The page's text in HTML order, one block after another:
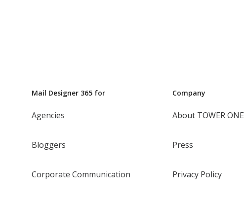
Mail Designer 365 for
Agencies
Bloggers
Corporate Communication
Company
About TOWER ONE
Press
Privacy Policy